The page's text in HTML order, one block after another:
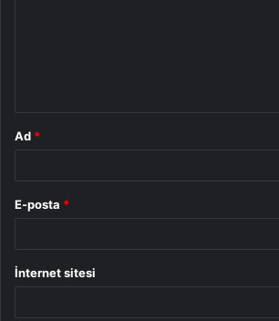
Ad *
E-posta *
İnternet sitesi